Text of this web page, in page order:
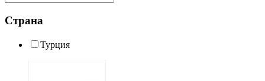
Страна
Турция